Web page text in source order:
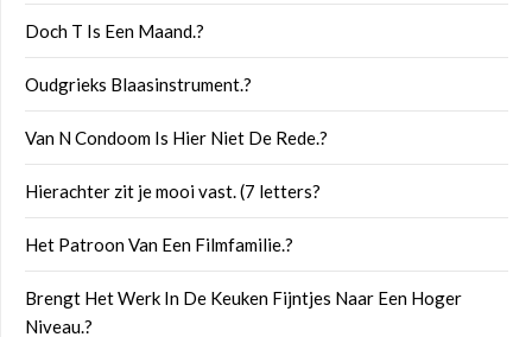
Doch T Is Een Maand.?
Oudgrieks Blaasinstrument.?
Van N Condoom Is Hier Niet De Rede.?
Hierachter zit je mooi vast. (7 letters?
Het Patroon Van Een Filmfamilie.?
Brengt Het Werk In De Keuken Fijntjes Naar Een Hoger
Niveau.?